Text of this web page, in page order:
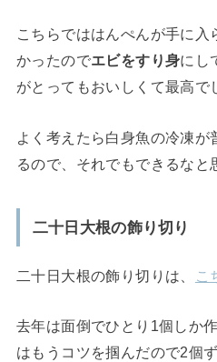
こちらでははんぺんが手に
かったのでエビをすり身にし
がとってもおいしくて最高で
よく考えたら白身魚の冷凍が
るので、それでもできるなと
二十日大根の飾り切り
二十日大根の飾り切りは、 こ
去年は面倒でひとり1個しか
はもうコツを掴んだので2個